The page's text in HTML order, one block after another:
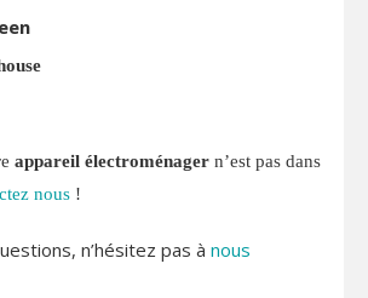
appareil électroménager n’est pas dans
nous !
n’hésitez pas à nous